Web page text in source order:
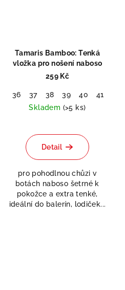
Tamaris Bamboo: Tenká
vložka pro nošení naboso
259 Kč
36 37 38 39 40 41
Skladem (>5 ks)
Detail
pro pohodlnou chůzi v
botách naboso šetrné k
pokožce a extra tenké,
ideální do balerín, lodiček...